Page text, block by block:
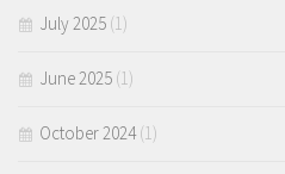
July 2025 (1)
June 2025 (1)
October 2024(1)